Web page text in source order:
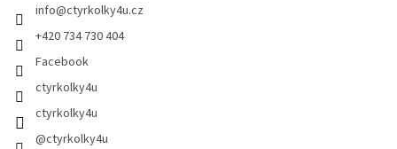
info@ctyrkolky4u.cz
+420 734 730 404
Facebook
ctyrkolky4u
ctyrkolky4u
@ctyrkolky4u